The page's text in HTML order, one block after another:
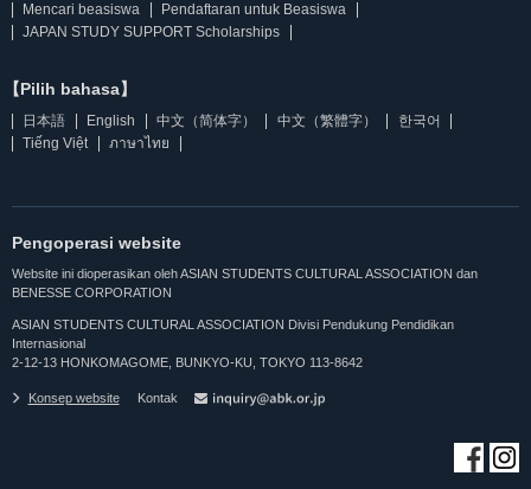
Mencari beasiswa
Pendaftaran untuk Beasiswa
JAPAN STUDY SUPPORT Scholarships
【Pilih bahasa】
日本語 English 中文（简体字） 中文（繁體字）
한국어
Tiếng Việt
ภาษาไทย
Pengoperasi website
Website ini dioperasikan oleh ASIAN STUDENTS CULTURAL ASSOCIATION dan
BENESSE CORPORATION
ASIAN STUDENTS CULTURAL ASSOCIATION Divisi Pendukung Pendidikan
Internasional
2-12-13 HONKOMAGOME, BUNKYO-KU, TOKYO 113-8642
Konsep website Kontak